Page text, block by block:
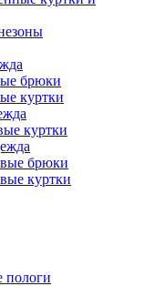
брюки
куртки
куртки
брюки
куртки
пологи